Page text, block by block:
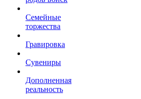
Семейные
торжества
Гравировка
Сувениры
Дополненная
реальность